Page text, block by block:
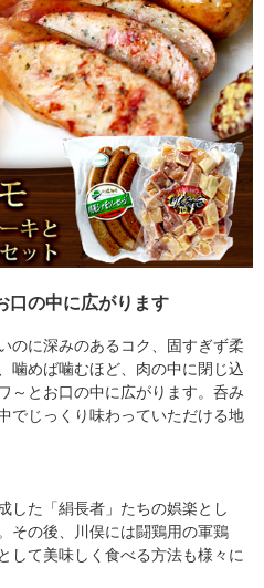
口の中に広がります
のに深みのあるコク、固すぎず柔
噛めば噛むほど、肉の中に閉じ込
～とお口の中に広がります。呑み
でじっくり味わっていただける地
した「絹長者」たちの娯楽とし
その後、川俣には闘鶏用の軍鶏
して美味しく食べる方法も様々に